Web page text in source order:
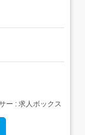
手当休日出勤手
ー : 求人ボックス